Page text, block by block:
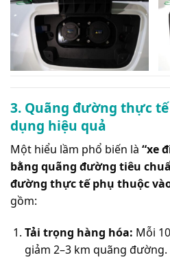
3. Quãng đường thực
dụng hiệu quả
Một hiểu lầm phổ biến là “xe
bằng quãng đường tiêu
đường thực tế phụ thuộc
gồm:
Tải trọng hàng hóa: Mỗi
giảm 2–3 km quãng đường.